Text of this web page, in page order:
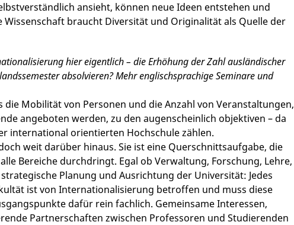
ansieht, können neue Ideen entstehen und
Wissenschaft braucht Diversität und Originalität als Quelle der
hier eigentlich – die Erhöhung der Zahl ausländischer
absolvieren? Mehr englischsprachige Seminare und
die Mobilität von Personen und die Anzahl von Veranstaltungen,
angeboten werden, zu den augenscheinlich objektiven – da
international orientierten Hochschule zählen.
weit darüber hinaus. Sie ist eine Querschnittsaufgabe, die
Bereiche durchdringt. Egal ob Verwaltung, Forschung, Lehre,
Planung und Ausrichtung der Universität: Jedes
ist von Internationalisierung betroffen und muss diese
dafür rein fachlich. Gemeinsame Interessen,
Partnerschaften zwischen Professoren und Studierenden